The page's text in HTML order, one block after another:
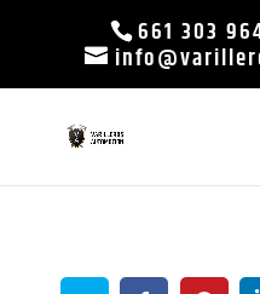
661 303